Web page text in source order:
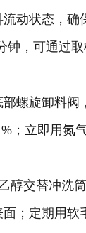
动状态，确
钟，可通过取
螺旋卸料阀
；立即用氮
醇交替冲洗
；定期用软